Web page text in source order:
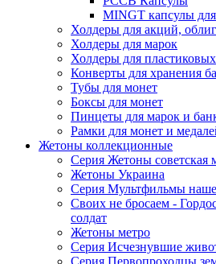
MINGT капсулы
Холдеры для акций,
Холдеры для марок
Холдеры для
Конверты для хранения
Тубы для монет
Боксы для монет
Пинцеты для марок и
Рамки для монет и
Жетоны коллекционные
Серия Жетоны советская
Жетоны Украина
Серия Мультфильмы
Своих не бросаем -
солдат
Жетоны метро
Серия Исчезнувшие
Серия Первопроходцы